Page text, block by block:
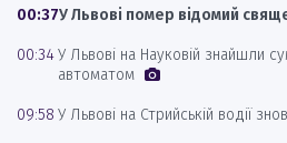
00:37У Львові помер відомий
00:34У Львові на Науковій знайшли
автоматом
09:58 У Львові на Стрийській водії